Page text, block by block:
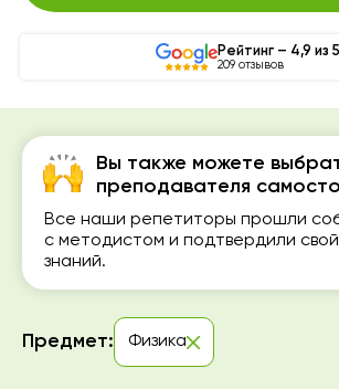
Вы также можете
преподавателя
Все наши репетиторы прошли
с методистом и подтвердили
знаний.
Предмет: Физика
Рейтинг – 4,9 из 5
209 отзывов